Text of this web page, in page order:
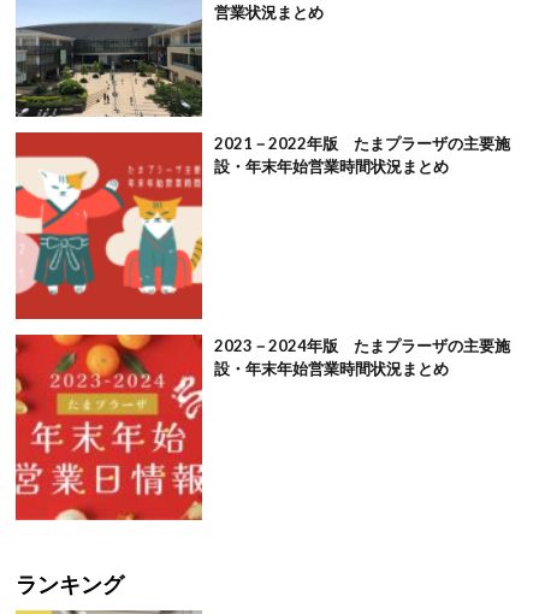
営業状況まとめ
2021－2022年版 たまプラーザの主要施
設・年末年始営業時間状況まとめ
2023－2024年版 たまプラーザの主要施
設・年末年始営業時間状況まとめ
ランキング